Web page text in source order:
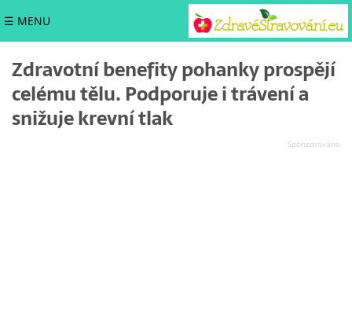
☰ MENU
Zdravotní benefity pohanky prospějí
celému tělu. Podporuje i trávení a
snižuje krevní tlak